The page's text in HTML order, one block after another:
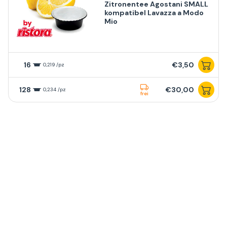
Zitronentee Agostani SMALL
kompatibel Lavazza a Modo
Mio
16 0,219 /pz €3,50
128 0,234 /pz
frei €30,00